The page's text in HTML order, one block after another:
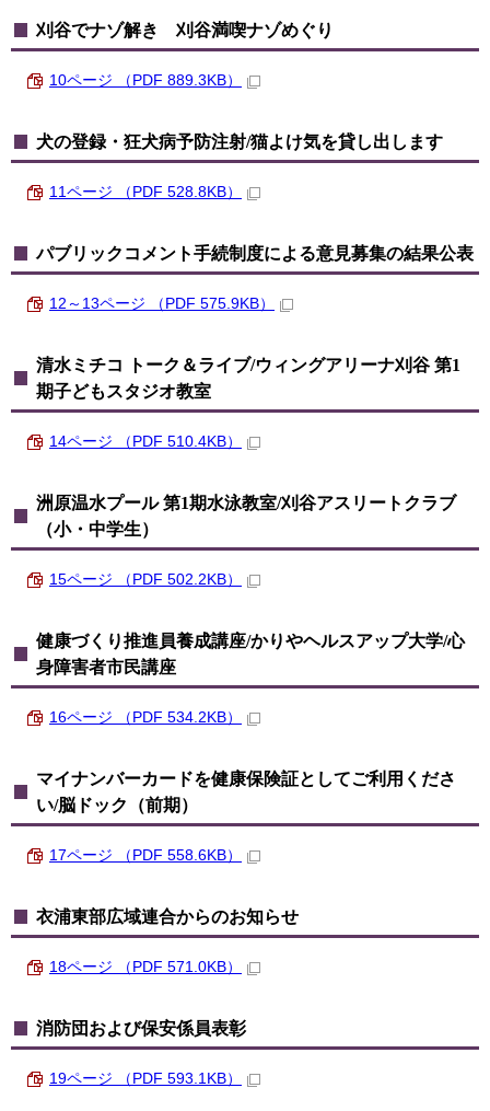
刈谷でナゾ解き 刈谷満喫ナゾめぐり
10ページ （PDF 889.3KB）
犬の登録・狂犬病予防注射/猫よけ気を貸し出します
11ページ （PDF 528.8KB）
パブリックコメント手続制度による意見募集の結果公表
12～13ページ （PDF 575.9KB）
清水ミチコ トーク＆ライブ/ウィングアリーナ刈谷 第1
期子どもスタジオ教室
14ページ （PDF 510.4KB）
洲原温水プール 第1期水泳教室/刈谷アスリートクラブ
（小・中学生）
15ページ （PDF 502.2KB）
健康づくり推進員養成講座/かりやヘルスアップ大学/心
身障害者市民講座
16ページ （PDF 534.2KB）
マイナンバーカードを健康保険証としてご利用くださ
い/脳ドック（前期）
17ページ （PDF 558.6KB）
衣浦東部広域連合からのお知らせ
18ページ （PDF 571.0KB）
消防団および保安係員表彰
19ページ （PDF 593.1KB）